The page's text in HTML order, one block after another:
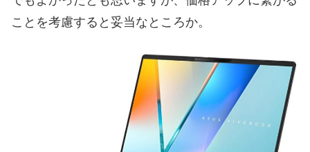
ことを考慮すると妥当なところか。